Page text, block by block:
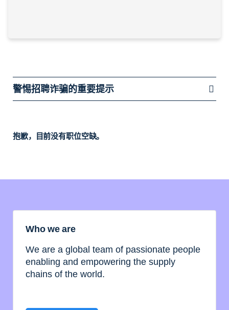
警惕招聘诈骗的重要提示
抱歉，目前没有职位空缺。
Who we are
We are a global team of passionate people
enabling and empowering the supply
chains of the world.